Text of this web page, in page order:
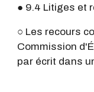
● 9.4 Litiges et
○ Les recours
Commission
par écrit dans